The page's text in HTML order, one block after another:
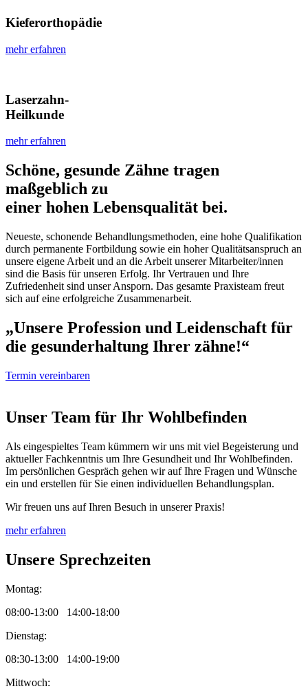
Kieferorthopädie
mehr erfahren
Laserzahn-
Heilkunde
mehr erfahren
Schöne, gesunde Zähne tragen
maßgeblich zu
einer hohen Lebensqualität bei.
Neueste, schonende Behandlungsmethoden, eine hohe Qualifikation
durch permanente Fortbildung sowie ein hoher Qualitätsanspruch an
unsere eigene Arbeit und an die Arbeit unserer Mitarbeiter/innen
sind die Basis für unseren Erfolg. Ihr Vertrauen und Ihre
Zufriedenheit sind unser Ansporn. Das gesamte Praxisteam freut
sich auf eine erfolgreiche Zusammenarbeit.
„Unsere Profession und Leidenschaft für
die gesunderhaltung Ihrer zähne!“
Termin vereinbaren
Unser Team für Ihr Wohlbefinden
Als eingespieltes Team kümmern wir uns mit viel Begeisterung und
aktueller Fachkenntnis um Ihre Gesundheit und Ihr Wohlbefinden.
Im persönlichen Gespräch gehen wir auf Ihre Fragen und Wünsche
ein und erstellen für Sie einen individuellen Behandlungsplan.
Wir freuen uns auf Ihren Besuch in unserer Praxis!
mehr erfahren
Unsere Sprechzeiten
Montag:
08:00-13:00 14:00-18:00
Dienstag:
08:30-13:00 14:00-19:00
Mittwoch: